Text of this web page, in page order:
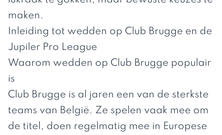
maken.
Inleiding tot wedden op Club Brugge en de
Jupiler Pro League
Waarom wedden op Club Brugge populair
is
Club Brugge is al jaren een van de sterkste
teams van België. Ze spelen vaak mee om
de titel, doen regelmatig mee in Europese